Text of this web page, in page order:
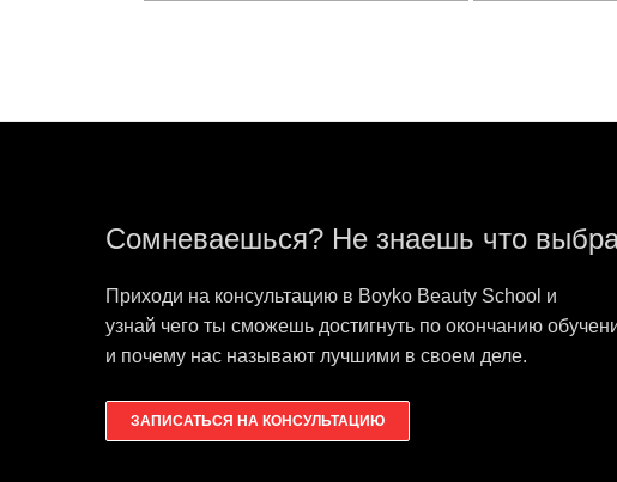
Сомневаешься? Не знаешь что
Приходи на консультацию в Boyko Beauty School и
узнай чего ты сможешь достигнуть по окончанию
и почему нас называют лучшими в своем деле.
ЗАПИСАТЬСЯ НА КОНСУЛЬТАЦИЮ